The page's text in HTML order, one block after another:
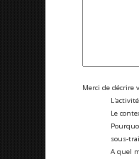
Merci de décrire
Le
sous-
A quel